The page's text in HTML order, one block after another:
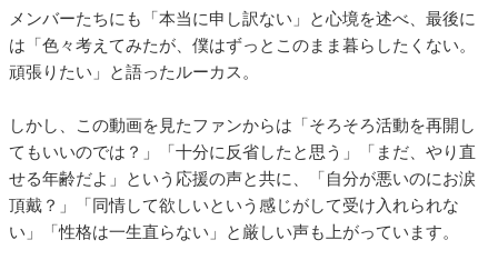
メンバーたちにも「本当に申し訳ない」と心境を述べ、最後に
は「色々考えてみたが、僕はずっとこのまま暮らしたくない。
頑張りたい」と語ったルーカス。
しかし、この動画を見たファンからは「そろそろ活動を再開し
てもいいのでは？」「十分に反省したと思う」「まだ、やり直
せる年齢だよ」という応援の声と共に、「自分が悪いのにお涙
頂戴？」「同情して欲しいという感じがして受け入れられな
い」「性格は一生直らない」と厳しい声も上がっています。